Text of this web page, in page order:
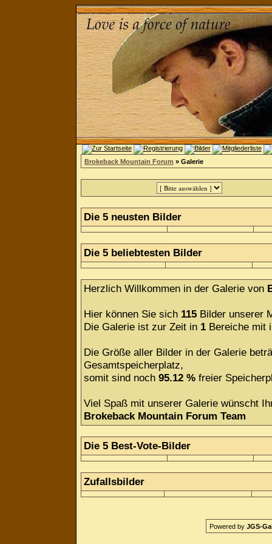
Brokeback Mountain Forum » Galerie
Die 5 neusten Bilder
Die 5 beliebtesten Bilder
Herzlich Willkommen in der Galerie von
Hier können Sie sich 115 Bilder unserer
Die Galerie ist zur Zeit in 1 Bereiche mit
Die Größe aller Bilder in der Galerie
Gesamtspeicherplatz,
somit sind noch 95.12 % freier
Viel Spaß mit unserer Galerie wünscht
Brokeback Mountain Forum Team
Die 5 Best-Vote-Bilder
Zufallsbilder
Powered by JGS-